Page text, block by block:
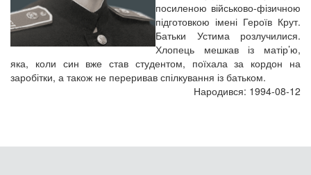
посиленою військово-фізичною
підготовкою імені Героїв Крут.
Батьки Устима розлучилися.
Хлопець мешкав із матір’ю,
яка, коли син вже став студентом, поїхала за кордон на
заробітки, а також не переривав спілкування із батьком.
Народився: 1994-08-12